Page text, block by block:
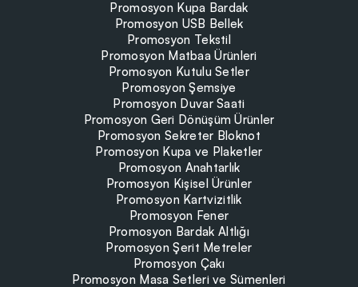
Promosyon Kupa Bardak
Promosyon USB Bellek
Promosyon Tekstil
Promosyon Matbaa Ürünleri
Promosyon Kutulu Setler
Promosyon Şemsiye
Promosyon Duvar Saati
Promosyon Geri Dönüşüm Ürünler
Promosyon Sekreter Bloknot
Promosyon Kupa ve Plaketler
Promosyon Anahtarlık
Promosyon Kişisel Ürünler
Promosyon Kartvizitlik
Promosyon Fener
Promosyon Bardak Altlığı
Promosyon Şerit Metreler
Promosyon Çakı
Promosyon Masa Setleri ve Sümenleri